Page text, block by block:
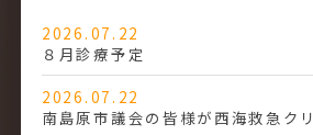
2026.07.22
８月診療予定
2026.07.22
南島原市議会の皆様が西海救急ク